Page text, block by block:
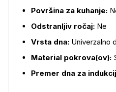
Površina za kuhanje:
Odstranljiv ročaj: Ne
Vrsta dna: Univerzalno
Material pokrova(ov):
Premer dna za